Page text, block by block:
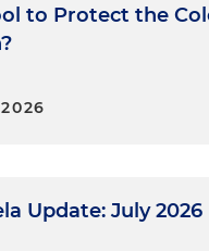
to Protect the
Update: July 2026